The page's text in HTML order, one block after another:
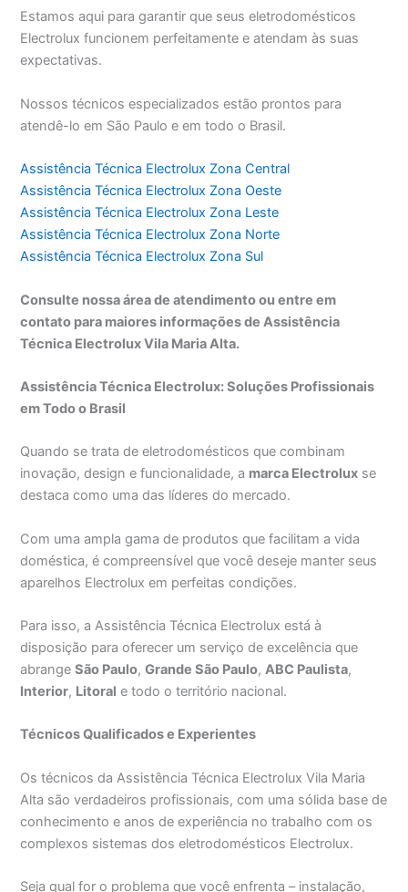
Estamos aqui para garantir que seus eletrodomésticos
Electrolux funcionem perfeitamente e atendam às suas
expectativas.
Nossos técnicos especializados estão prontos para
atendê-lo em São Paulo e em todo o Brasil.
Assistência Técnica Electrolux Zona Central
Assistência Técnica Electrolux Zona Oeste
Assistência Técnica Electrolux Zona Leste
Assistência Técnica Electrolux Zona Norte
Assistência Técnica Electrolux Zona Sul
Consulte nossa área de atendimento ou entre em
contato para maiores informações de Assistência
Técnica Electrolux Vila Maria Alta.
Assistência Técnica Electrolux: Soluções Profissionais
em Todo o Brasil
Quando se trata de eletrodomésticos que combinam
inovação, design e funcionalidade, a marca Electrolux se
destaca como uma das líderes do mercado.
Com uma ampla gama de produtos que facilitam a vida
doméstica, é compreensível que você deseje manter seus
aparelhos Electrolux em perfeitas condições.
Para isso, a Assistência Técnica Electrolux está à
disposição para oferecer um serviço de excelência que
abrangeSão Paulo,Grande São Paulo,ABC Paulista,
Interior, Litoral e todo o território nacional.
Técnicos Qualificados e Experientes
Os técnicos da Assistência Técnica Electrolux Vila Maria
Alta são verdadeiros profissionais, com uma sólida base de
conhecimento e anos de experiência no trabalho com os
complexos sistemas dos eletrodomésticos Electrolux.
Seja qual for o problema que você enfrenta – instalação,